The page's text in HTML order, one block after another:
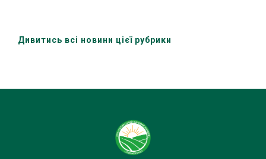
Дивитись всі новини цієї рубрики